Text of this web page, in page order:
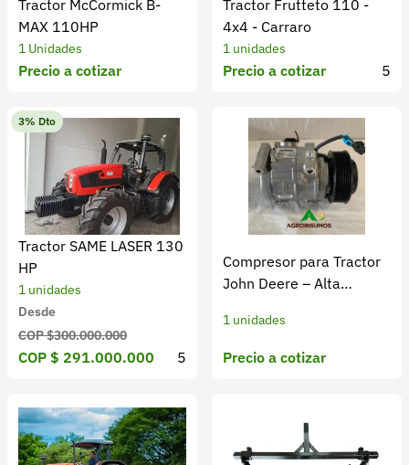
Tractor McCormick B-
MAX 110HP
1 Unidades
Precio a cotizar
Tractor Frutteto 110 -
4x4 - Carraro
1 unidades
Precio a cotizar 5
3% Dto
Tractor SAME LASER 130
HP
1 unidades
Desde
COP $300.000.000
COP $ 291.000.000 5
Compresor para Tractor
John Deere – Alta
1 unidades
Precio a cotizar